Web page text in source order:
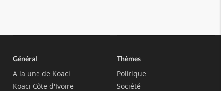
Général
A la une de Koaci
Koaci Côte d'Ivoire
Thèmes
Politique
Société